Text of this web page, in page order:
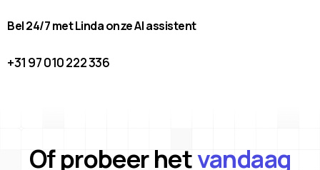
Bel 24/7 met Linda onze AI assistent
+31 97 010 222 336
Of probeer hetvandaag